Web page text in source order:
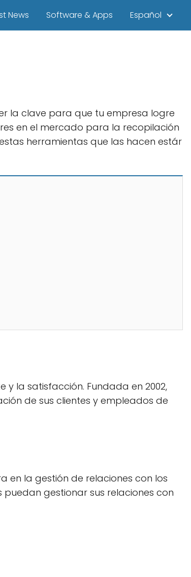
News Software & Apps Español
la clave para que tu empresa logre
en el mercado para la recopilación
herramientas que las hacen estár
la satisfacción. Fundada en 2002,
de sus clientes y empleados de
en la gestión de relaciones con los
gestionar sus relaciones con